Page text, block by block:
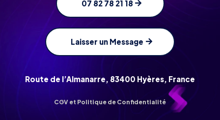
07 82 78 21 18
Laisser un Message
Route de l’Almanarre, 83400 Hyères, France
CGV et Politique de Confidentialité